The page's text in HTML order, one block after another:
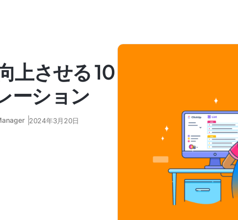
上させる 10
ーション
2024年3月20日